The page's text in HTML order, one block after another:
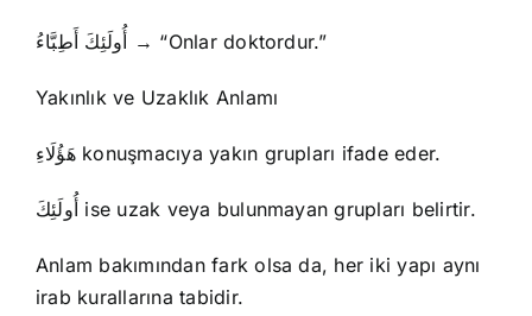
أُولَئِكَ أَطِبَّاءُ → “Onlar doktordur.”
Yakınlık ve Uzaklık Anlamı
هَؤُلَاءِ konuşmacıya yakın grupları ifade eder.
أُولَئِكَ ise uzak veya bulunmayan grupları belirtir.
Anlam bakımından fark olsa da, her iki yapı aynı
irab kurallarına tabidir.